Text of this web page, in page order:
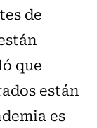
de
que
están
es